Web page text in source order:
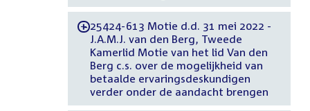
-25424-613 Motie d.d. 31 mei 2022 -
J.A.M.J. van den Berg, Tweede
Kamerlid Motie van het lid Van den
Berg c.s. over de mogelijkheid van
betaalde ervaringsdeskundigen
verder onder de aandacht brengen